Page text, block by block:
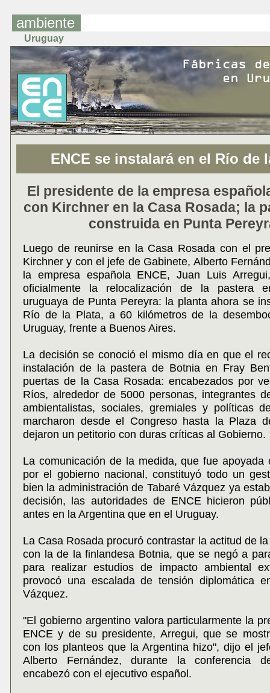
ambiente
Uruguay
ENCE se instalará en el Río de
El presidente de la empresa
con Kirchner en la Casa Rosada; la
construida en Punta
Luego de reunirse en la Casa Rosada con el
Kirchner y con el jefe de Gabinete, Alberto
la empresa española ENCE, Juan Luis
oficialmente la relocalización de la pastera
uruguaya de Punta Pereyra: la planta ahora se
Río de la Plata, a 60 kilómetros de la
Uruguay, frente a Buenos Aires.
La decisión se conoció el mismo día en que el
instalación de la pastera de Botnia en Fray
puertas de la Casa Rosada: encabezados por
Ríos, alrededor de 5000 personas, integrantes
ambientalistas, sociales, gremiales y políticas
marcharon desde el Congreso hasta la Plaza
dejaron un petitorio con duras críticas al Gobierno.
La comunicación de la medida, que fue apoyada
por el gobierno nacional, constituyó todo un
bien la administración de Tabaré Vázquez ya
decisión, las autoridades de ENCE hicieron
antes en la Argentina que en el Uruguay.
La Casa Rosada procuró contrastar la actitud de
con la de la finlandesa Botnia, que se negó a
para realizar estudios de impacto ambiental
provocó una escalada de tensión diplomática
Vázquez.
"El gobierno argentino valora particularmente la
ENCE y de su presidente, Arregui, que se
con los planteos que la Argentina hizo", dijo el
Alberto Fernández, durante la conferencia
encabezó con el ejecutivo español.